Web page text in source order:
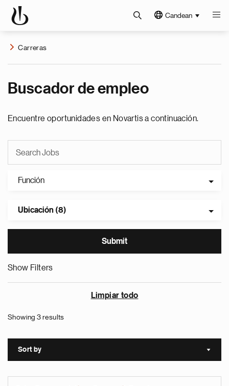
Candean
Carreras
Buscador de empleo
Encuentre oportunidades en Novartis a continuación.
Función
Ubicación (8)
Show Filters
Limpiar todo
Showing 3 results
Sort by Sort